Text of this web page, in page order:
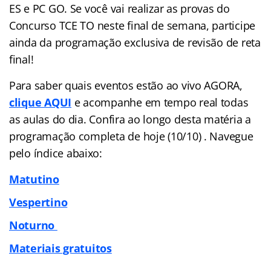
ES e PC GO. Se você vai realizar as provas do
Concurso TCE TO neste final de semana, participe
ainda da programação exclusiva de revisão de reta
final!
Para saber quais eventos estão ao vivo AGORA,
clique AQUI e acompanhe em tempo real todas
as aulas do dia. Confira ao longo desta matéria a
programação completa de hoje (10/10) . Navegue
pelo índice abaixo:
Matutino
Vespertino
Noturno
Materiais gratuitos